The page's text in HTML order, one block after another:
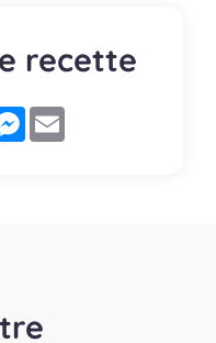
recette
Messenger